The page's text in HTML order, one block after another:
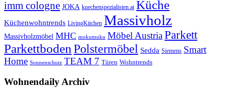
imm cologne JOKA kuechenspezialisten.at Küche
Küchenwohntrends LivingKitchen Massivholz
Massivholzmöbel MHC mokumuku Möbel AustriaParkett
Parkettboden Polstermöbel Sedda Siemens Smart
Home Sonnenschutz TEAM 7 Türen Wohntrends
Wohnendaily Archiv